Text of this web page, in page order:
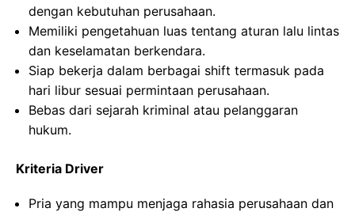
dengan kebutuhan perusahaan.
Memiliki pengetahuan luas tentang aturan lalu lintas
dan keselamatan berkendara.
Siap bekerja dalam berbagai shift termasuk pada
hari libur sesuai permintaan perusahaan.
Bebas dari sejarah kriminal atau pelanggaran
hukum.
Kriteria Driver
Pria yang mampu menjaga rahasia perusahaan dan